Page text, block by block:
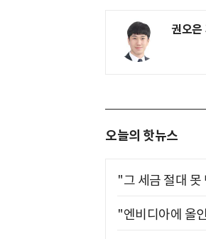
권오은
오늘의 핫뉴스
"그 세금 절대
"엔비디아에 올